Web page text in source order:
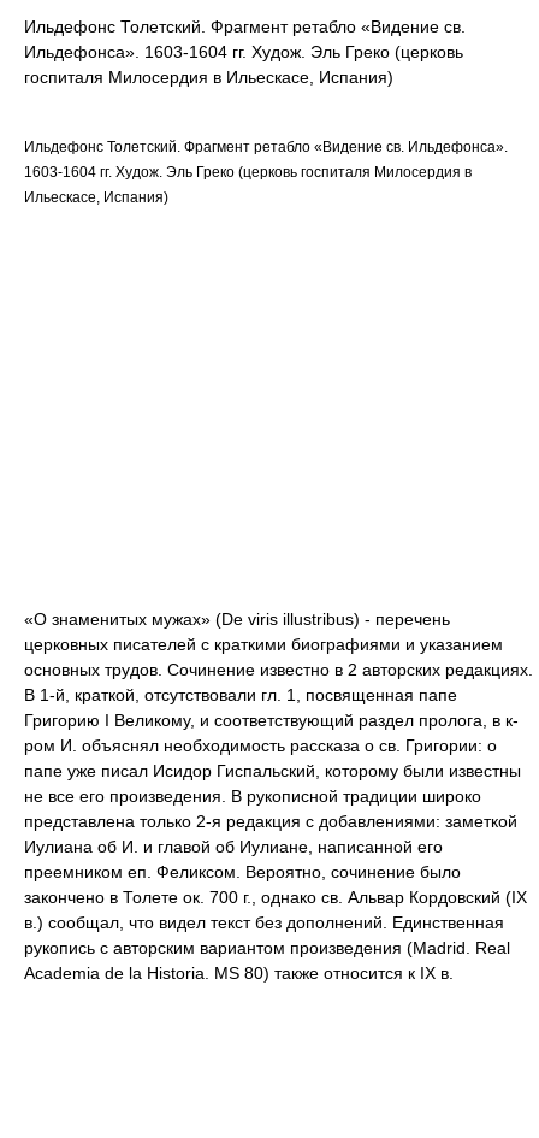
Ильдефонс Толетский. Фрагмент ретабло «Видение св.
Ильдефонса». 1603-1604 гг. Худож. Эль Греко (церковь
госпиталя Милосердия в Ильескасе, Испания)
Ильдефонс Толетский. Фрагмент ретабло «Видение св. Ильдефонса».
1603-1604 гг. Худож. Эль Греко (церковь госпиталя Милосердия в
Ильескасе, Испания)
«О знаменитых мужах» (De viris illustribus) - перечень
церковных писателей с краткими биографиями и указанием
основных трудов. Сочинение известно в 2 авторских редакциях.
В 1-й, краткой, отсутствовали гл. 1, посвященная папе
Григорию I Великому, и соответствующий раздел пролога, в к-
ром И. объяснял необходимость рассказа о св. Григории: о
папе уже писал Исидор Гиспальский, которому были известны
не все его произведения. В рукописной традиции широко
представлена только 2-я редакция с добавлениями: заметкой
Иулиана об И. и главой об Иулиане, написанной его
преемником еп. Феликсом. Вероятно, сочинение было
закончено в Толете ок. 700 г., однако св. Альвар Кордовский (IX
в.) сообщал, что видел текст без дополнений. Единственная
рукопись с авторским вариантом произведения (Madrid. Real
Academia de la Historia. MS 80) также относится к IX в.